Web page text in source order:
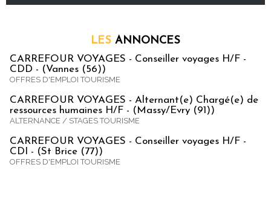
LES ANNONCES
CARREFOUR VOYAGES - Conseiller voyages H/F -
CDD - (Vannes (56))
OFFRES D'EMPLOI TOURISME
CARREFOUR VOYAGES - Alternant(e) Chargé(e) de
ressources humaines H/F - (Massy/Evry (91))
ALTERNANCE / STAGES TOURISME
CARREFOUR VOYAGES - Conseiller voyages H/F -
CDI - (St Brice (77))
OFFRES D'EMPLOI TOURISME